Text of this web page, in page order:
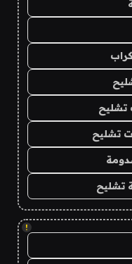
تشليح
تشليح
تشليح
!